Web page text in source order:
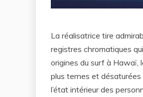
La réalisatrice tire
registres chromatiques
origines du surf à Hawaï,
plus ternes et désaturées
l’état intérieur des